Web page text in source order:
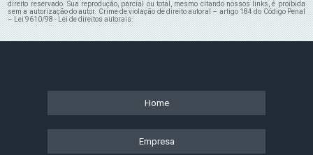
direito reservado. Sua reprodução, parcial ou total, mesmo citando nossos links, é proibida
sem a autorização do autor. Crime de violação de direito autoral – artigo 184 do Código Penal
–Lei 9610/98 - Lei de direitos autorais.
Home
Empresa